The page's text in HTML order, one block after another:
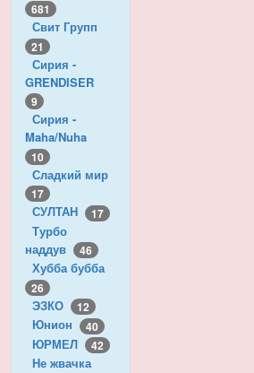
681
Свит Групп
21
Сирия -
GRENDISER
9
Сирия -
Maha/Nuha
10
Сладкий мир
17
СУЛТАН 17
Турбо
наддув
46
Хубба бубба
26
ЭЗКО 12
Юнион 40
ЮРМЕЛ 42
Не жвачка